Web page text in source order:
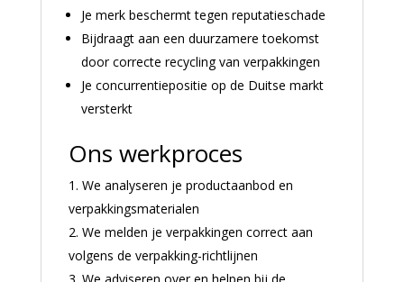
Je merk beschermt tegen reputatieschade
Bijdraagt aan een duurzamere toekomst
door correcte recycling van verpakkingen
Je concurrentiepositie op de Duitse markt
versterkt
Ons werkproces
We analyseren je productaanbod en
verpakkingsmaterialen
We melden je verpakkingen correct aan
volgens de verpakking-richtlijnen